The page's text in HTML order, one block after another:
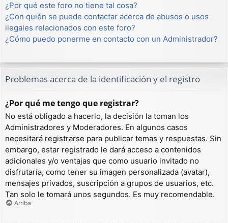
¿Por qué este foro no tiene tal cosa?
¿Con quién se puede contactar acerca de abusos o usos
ilegales relacionados con este foro?
¿Cómo puedo ponerme en contacto con un Administrador?
Problemas acerca de la identificación y el registro
¿Por qué me tengo que registrar?
No está obligado a hacerlo, la decisión la toman los
Administradores y Moderadores. En algunos casos
necesitará registrarse para publicar temas y respuestas. Sin
embargo, estar registrado le dará acceso a contenidos
adicionales y/o ventajas que como usuario invitado no
disfrutaría, como tener su imagen personalizada (avatar),
mensajes privados, suscripción a grupos de usuarios, etc.
Tan solo le tomará unos segundos. Es muy recomendable.
Arriba